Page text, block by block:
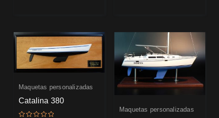
Maquetas personalizadas
Catalina 380
Maquetas personalizadas